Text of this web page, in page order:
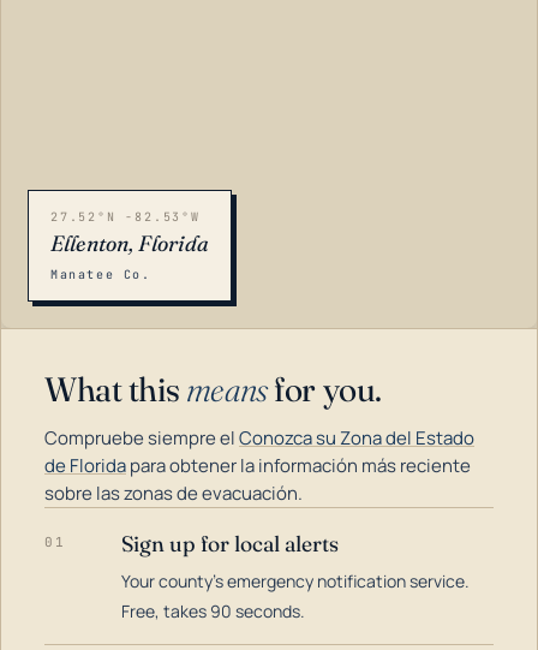
27.52°N -82.53°W
Ellenton, Florida
Manatee Co.
What this meansfor you.
Compruebe siempre elConozca su Zona del Estado
de Floridapara obtener la información más reciente
sobre las zonas de evacuación.
01 Sign up for local alerts
Your county's emergency notification service.
Free, takes 90 seconds.